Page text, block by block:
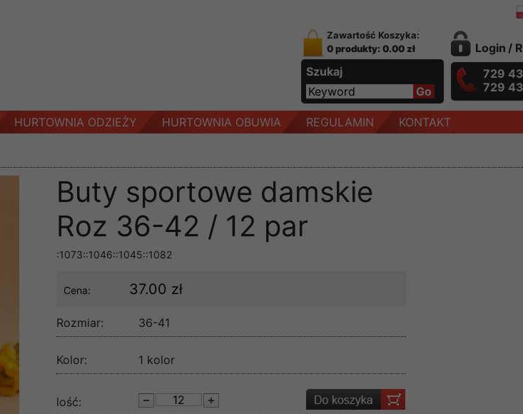
Zawartość Koszyka:
0 produkty: 0.00 zł
Szukaj
Login /
729
729
HURTOWNIA ODZIEŻY HURTOWNIA OBUWIA REGULAMIN KONTAKT
Buty sportowe damskie
Roz 36-42 / 12 par
:1073::1046::1045::1082
Cena: 37.00 zł
Rozmiar: 36-41
Kolor: 1 kolor
lość: